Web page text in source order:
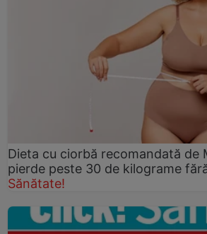
Dieta cu ciorbă recomandată de
pierde peste 30 de kilograme
Sănătate!